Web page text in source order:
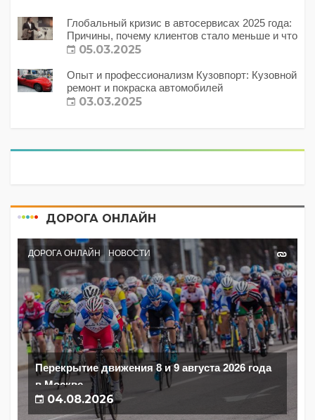
Глобальный кризис в автосервисах 2025 года:
Причины, почему клиентов стало меньше и что
с этим делать?
05.03.2025
Опыт и профессионализм Кузовпорт: Кузовной
ремонт и покраска автомобилей
03.03.2025
ДОРОГА ОНЛАЙН
ДОРОГА ОНЛАЙН НОВОСТИ
Перекрытие движения 8 и 9 августа 2026 года
в Москве
04.08.2026